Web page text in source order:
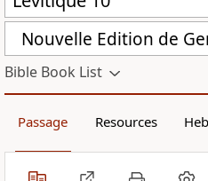
Bible Book List
Passage Resources